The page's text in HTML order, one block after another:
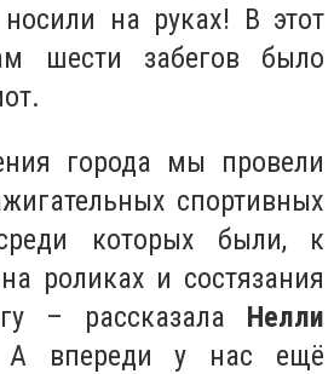
на руках! В этот
шести забегов было
города мы провели
спортивных
которых были, к
роликах и состязания
– рассказала Нелли
впереди у нас ещё